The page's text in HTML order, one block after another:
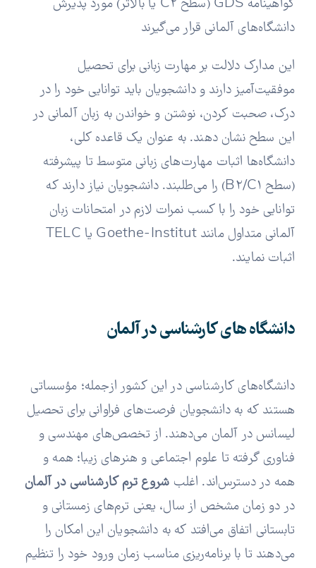
گواهینامه GDS (سطح C2 یا بالاتر) مورد پذیرش
دانشگاه‌های آلمانی قرار می‌گیرند
این مدارک دلالت بر مهارت زبانی برای تحصیل
موفقیت‌آمیز دارند و دانشجویان باید توانایی خود را در
درک، صحبت کردن، نوشتن و خواندن به زبان آلمانی در
این سطح نشان دهند. به عنوان یک قاعده کلی،
دانشگاه‌ها اثبات مهارت‌های زبانی متوسط تا پیشرفته
(سطح B2/C1) را می‌طلبند. دانشجویان نیاز دارند که
توانایی خود را با کسب نمرات لازم در امتحانات زبان
آلمانی متداول مانند Goethe-Institut یا TELC
اثبات نمایند.
دانشگاه های کارشناسی در آلمان
دانشگاه‌های کارشناسی در این کشور ازجمله؛ مؤسساتی
هستند که به دانشجویان فرصت‌های فراوانی برای تحصیل
لیسانس در آلمان می‌دهند. از تخصص‌های مهندسی و
فناوری گرفته تا علوم اجتماعی و هنرهای زیبا؛ همه و
همه در دسترس‌اند. اغلب شروع ترم‌ کارشناسی در آلمان
در دو زمان مشخص از سال، یعنی ترم‌های زمستانی و
تابستانی اتفاق می‌افتد که به دانشجویان این امکان را
می‌دهند تا با برنامه‌ریزی مناسب زمان ورود خود را تنظیم